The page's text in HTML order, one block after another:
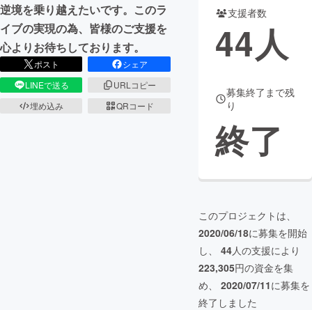
逆境を乗り越えたいです。このラ
イブの実現の為、皆様のご支援を
心よりお待ちしております。
ポスト
シェア
LINEで送る
URLコピー
埋め込み
QRコード
支援者数
44人
募集終了まで残
り
終了
このプロジェクトは、
2020/06/18に募集を開始
し、 44人の支援により
223,305円の資金を集
め、 2020/07/11に募集を
終了しました